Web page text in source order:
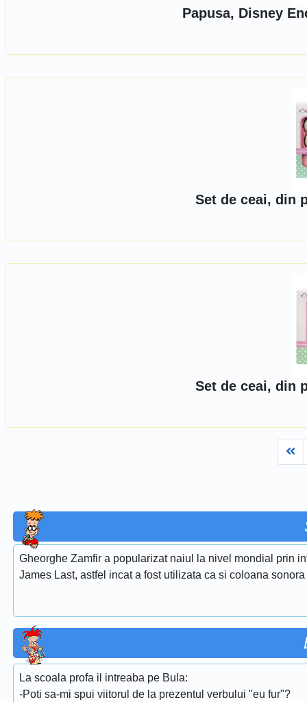
Papusa, Disney
Set de ceai, din
Set de ceai, din
Gheorghe Zamfir a popularizat naiul la nivel mondial prin
James Last, astfel incat a fost utilizata ca si coloana
La scoala profa il intreaba pe Bula:
-Poti sa-mi spui viitorul de la prezentul verbului "eu fur"?